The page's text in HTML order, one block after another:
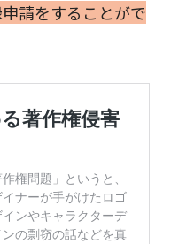
請をすることがで